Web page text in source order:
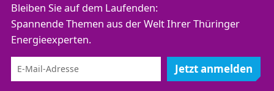
Bleiben Sie auf dem Laufenden:
Spannende Themen aus der Welt Ihrer Thüringer
Energieexperten.
Jetzt anmelden